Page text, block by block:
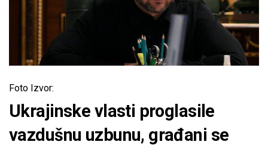
Foto Izvor:
Ukrajinske vlasti proglasile
vazdušnu uzbunu, građani se